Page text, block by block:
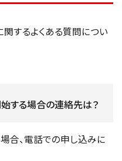
関するよくある質問につい
始する場合の連絡先は？
合、電話での申し込みに